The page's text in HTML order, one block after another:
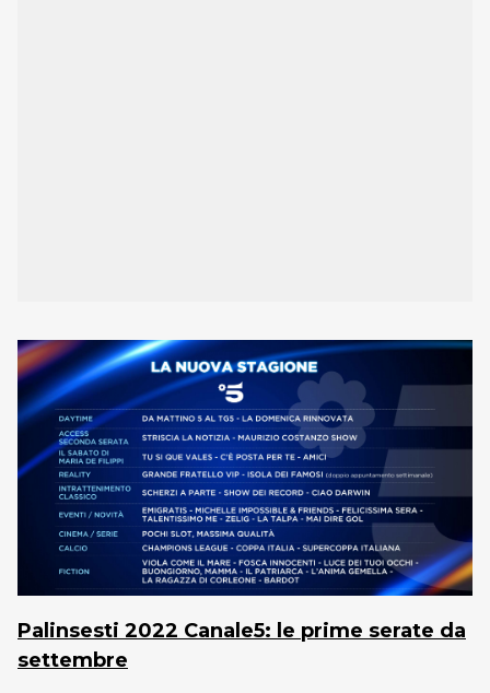
Palinsesti 2022 Canale5: le prime serate da
settembre